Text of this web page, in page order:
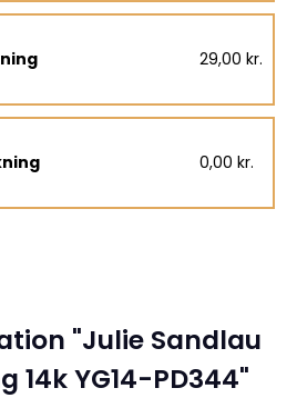
29,00 kr.
0,00 kr.
"Julie Sandlau
YG14-PD344"